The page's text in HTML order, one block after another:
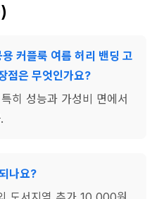
커플룩 여름 허리 밴딩 고
점은 무엇인가요?
히 성능과 가성비 면에서
나요?